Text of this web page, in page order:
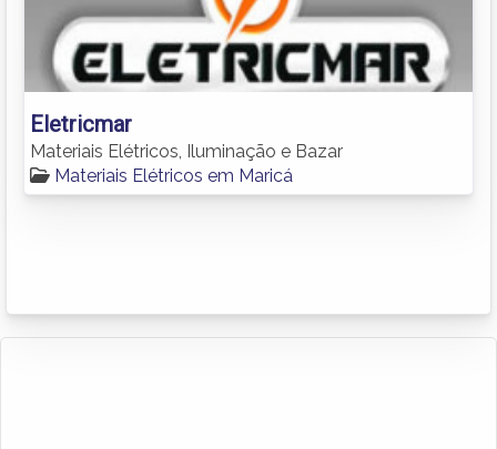
Eletricmar
Materiais Elétricos, Iluminação e Bazar
Materiais Elétricos em Maricá